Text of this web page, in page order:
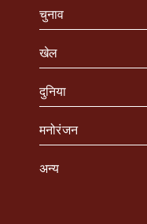
चुनाव
खेल
दुनिया
मनोरंजन
अन्य